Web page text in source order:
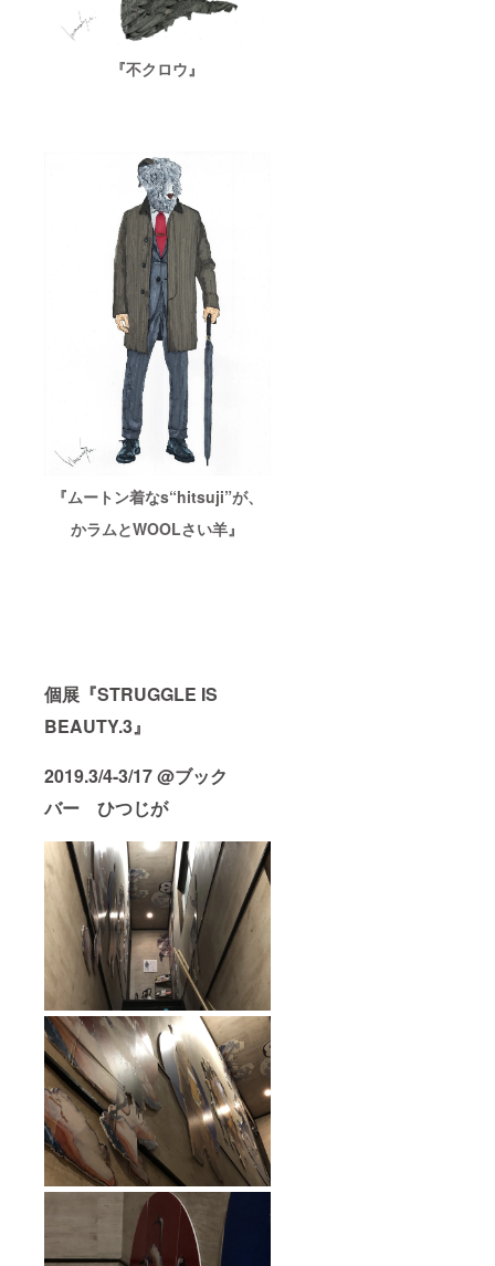
『不クロウ』
『ムートン着なs“hitsuji”が、
かラムとWOOLさい羊』
個展『STRUGGLE IS
BEAUTY.3』
2019.3/4-3/17 @ブック
バー ひつじが